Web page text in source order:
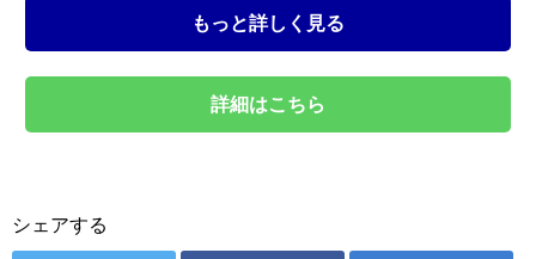
もっと詳しく見る
詳細はこちら
シェアする